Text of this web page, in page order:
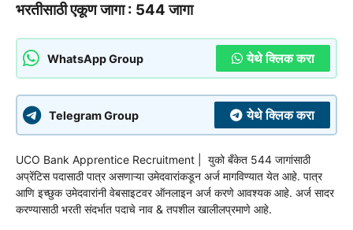
भरतीसाठी एकूण जागा : 544 जागा
WhatsApp Group येथे क्लिक करा
Telegram Group येथे क्लिक करा
UCO Bank Apprentice Recruitment | युको बँकेत 544 जागांसाठी
अप्रेंटिस पदासाठीपात्र असणाऱ्या उमेदवारांकडून अर्ज मागविण्यात येत आहे. पात्र
आणि इच्छुक उमेदवारांनी वेबसाइटवर ऑनलाइन अर्ज करणे आवश्यक आहे. अर्ज सादर
करण्यासाठी भरती संदर्भात पदाचे नाव & तपशील खालीलप्रमाणे आहे.